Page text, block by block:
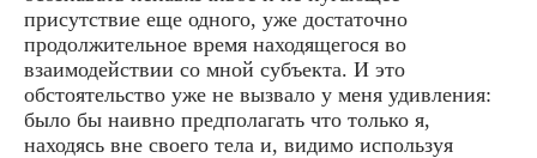
присутствие еще одного, уже достаточно
продолжительное время находящегося во
взаимодействии со мной субъекта. И это
обстоятельство уже не вызвало у меня удивления:
было бы наивно предполагать что только я,
находясь вне своего тела и, видимо используя